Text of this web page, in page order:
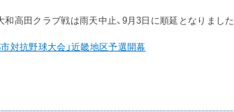
和高田クラブ戦は雨天中止、9月3日に順延となりました
市対抗野球大会」近畿地区予選開幕